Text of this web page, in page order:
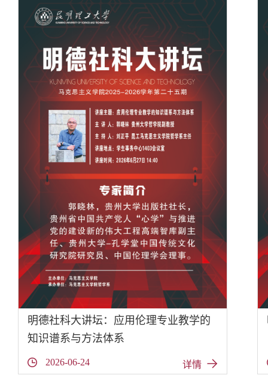
明德社科大讲坛：应用伦理专业教学的
知识谱系与方法体系
2026-06-24 详情